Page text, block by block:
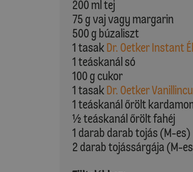
200 ml tej
75 g vaj vagy margarin
500 g búzaliszt
1 tasakDr. Oetker Instant
1 teáskanál só
100 g cukor
1 tasakDr. Oetker
1 teáskanál őrölt
½ teáskanál őrölt fahéj
1 darab darab tojás (M-es)
2 darab tojássárgája (M-